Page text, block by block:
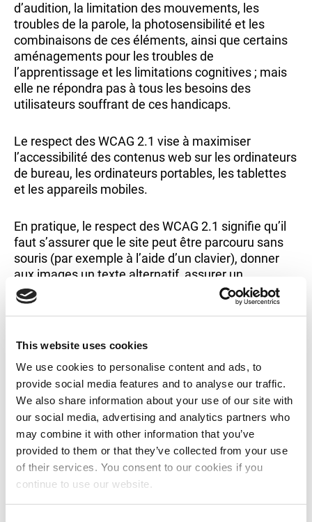
This website uses cookies
We use cookies to personalise content and ads, to
provide social media features and to analyse our traffic.
We also share information about your use of our site with
our social media, advertising and analytics partners who
may combine it with other information that you’ve
provided to them or that they’ve collected from your use
of their services. You consent to our cookies if you
continue to use our website.
d’audition, la limitation des mouvements, les
troubles de la parole, la photosensibilité et les
combinaisons de ces éléments, ainsi que certains
aménagements pour les troubles de
l’apprentissage et les limitations cognitives ; mais
elle ne répondra pas à tous les besoins des
utilisateurs souffrant de ces handicaps.
Le respect des WCAG 2.1 vise à maximiser
l’accessibilité des contenus web sur les ordinateurs
de bureau, les ordinateurs portables, les tablettes
et les appareils mobiles.
En pratique, le respect des WCAG 2.1 signifie qu’il
faut s’assurer que le site peut être parcouru sans
souris (par exemple à l’aide d’un clavier), donner
aux images un texte alternatif, assurer un
contraste clair pour le texte et les éléments
interactifs, et fournir des options de navigation
Domaines d’amélioration
Nous cherchons continuellement à améliorer
l’accessibilité de notre site web et nous vous
encourageons à nous signaler tout problème que
vous rencontrez en remplissant
rapport sur l’accessibilité.